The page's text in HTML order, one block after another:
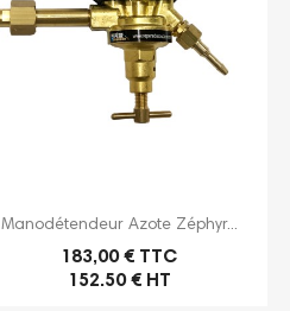
Aperçu rapide
Manodétendeur Azote Zéphyr...
183,00 € TTC
152.50 € HT